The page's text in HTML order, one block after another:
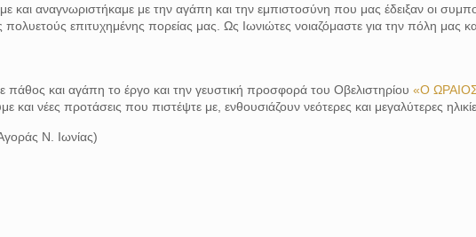
και αναγνωριστήκαμε με την αγάπη και την εμπιστοσύνη που μας έδειξαν οι
επιτυχημένης πορείας μας. Ως Ιωνιώτες νοιαζόμαστε για την πόλη
και αγάπη το έργο και την γευστική προσφορά του Οβελιστηρίου«Ο
και νέες προτάσεις που πιστέψτε με, ενθουσιάζουν νεότερες και μεγαλύτερες
Ν. Ιωνίας)